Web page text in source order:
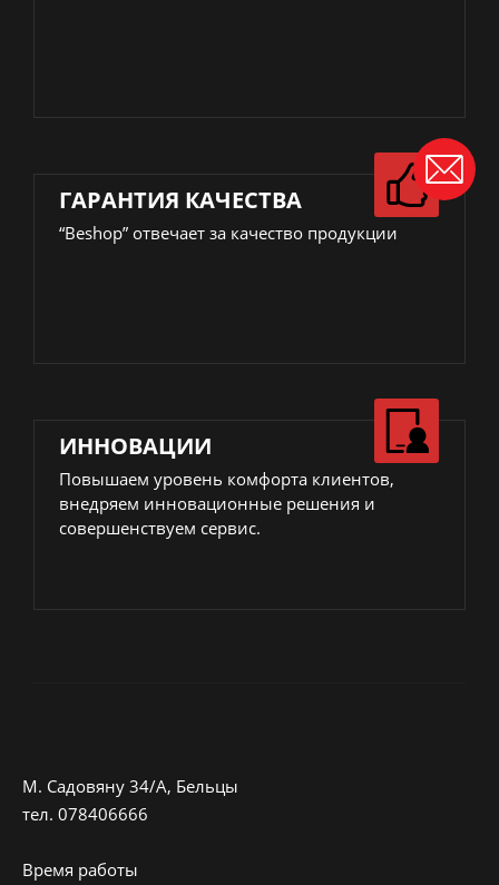
ГАРАНТИЯ КАЧЕСТВА
“Beshop” отвечает за качество продукции
ИННОВАЦИИ
Повышаем уровень комфорта клиентов,
внедряем инновационные решения и
совершенствуем сервис.
M. Садовяну 34/A, Бельцы
тeл. 078406666
Время работы